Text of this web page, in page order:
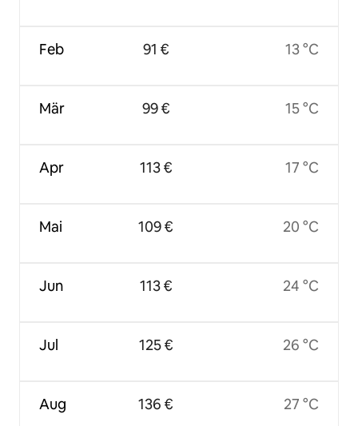
Feb
Mär
Apr
Mai
Jun
Jul
Aug
91 €
99 €
113 €
109 €
113 €
125 €
136 €
13 °C
15 °C
17 °C
20 °C
24 °C
26 °C
27 °C